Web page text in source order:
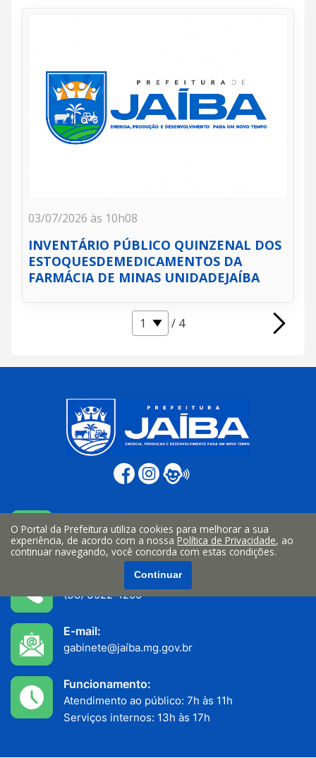
03/07/2026 às 10h08
INVENTÁRIO PÚBLICO QUINZENAL DOS
ESTOQUESDEMEDICAMENTOS DA
FARMÁCIA DE MINAS UNIDADEJAÍBA
/ 4
Av. João Teixeira Filho n° 335, Centro
Jaiba/MG - CEP: 39508-000
(38) 3522-1200
E-mail:
gabinete@jaíba.mg.gov.br
Funcionamento:
Atendimento ao público: 7h às 11h
Serviços internos: 13h às 17h
O Portal da Prefeitura utiliza cookies para melhorar a sua
experiência, de acordo com a nossa Política de Privacidade, ao
continuar navegando, você concorda com estas condições.
Continuar